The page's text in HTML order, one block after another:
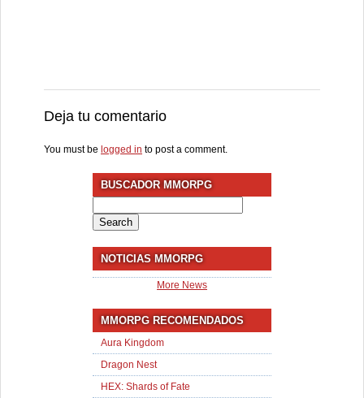
Deja tu comentario
You must be logged in to post a comment.
BUSCADOR MMORPG
for:
NOTICIAS MMORPG
More News
MMORPG RECOMENDADOS
Aura Kingdom
Dragon Nest
HEX: Shards of Fate